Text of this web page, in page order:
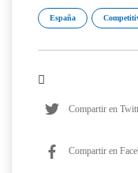
España
Compartir en
Compartir en